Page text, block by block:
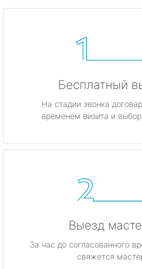
Бесплатный
На стадии звонка
временем визита и
Выезд
За час до согласованного
свяжется